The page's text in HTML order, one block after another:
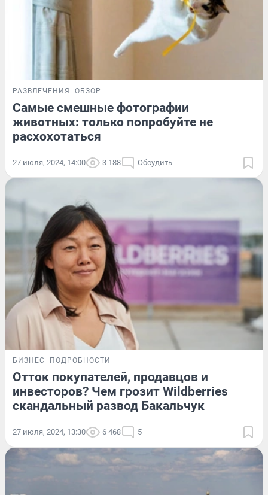
РАЗВЛЕЧЕНИЯ ОБЗОР
Самые смешные фотографии
животных: только попробуйте не
расхохотаться
27 июля, 2024, 14:00 3 188 Обсудить
БИЗНЕС ПОДРОБНОСТИ
Отток покупателей, продавцов и
инвесторов? Чем грозит Wildberries
скандальный развод Бакальчук
27 июля, 2024, 13:30 6 468 5